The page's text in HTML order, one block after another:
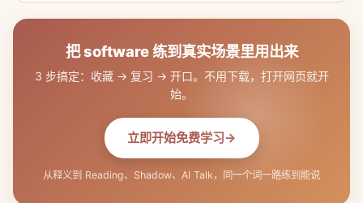
把 software 练到真实场景里用出来
3 步搞定：收藏 → 复习 → 开口。不用下载，打开网页就开
始。
立即开始免费学习
从释义到 Reading、Shadow、AI Talk，同一个词一路练到能说